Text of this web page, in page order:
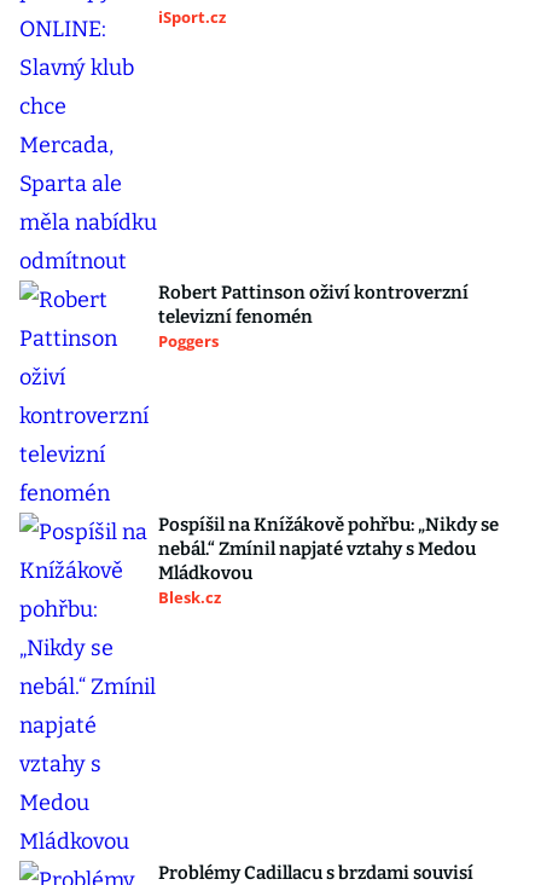
iSport.cz
Robert Pattinson oživí kontroverzní
televizní fenomén
Poggers
Pospíšil na Knížákově pohřbu: „Nikdy se
nebál.“ Zmínil napjaté vztahy s Medou
Mládkovou
Blesk.cz
Problémy Cadillacu s brzdami souvisí